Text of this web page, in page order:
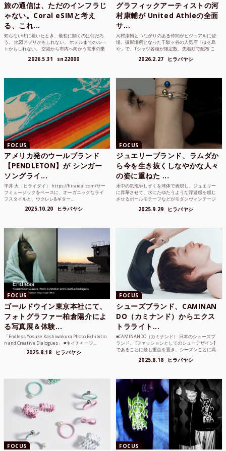
旅の通信は、ただのインフラじ
ゃない。Coral eSIMと考え
る、これ...
知らない街に着いたとき、最初に開くのは何だろ
う。 地図アプリかもしれない。 ホテルまでのルー
トかもしれない。 空港から市内へ向かう電車の乗
2026.5.31 sn22000
グラフィックアーティストの河
村康輔が United Athleの全面
サ...
河村康輔とつながりのある仲間がビジュアルに登
場。撮影場所となった千駄ヶ谷の人気店「ほそ島
や」で、Tシャツ各種が限定数、先着順で配布 こ
2026.2.27 ヒラバヤシ
FOCUS
アメリカ発のウールブランド
【PENDLETON】が シンガー
ソングライ...
平井 大（ヒライダイ） https://hiraidai.com/サー
フミュージックをベースに、オーガニックなライ
フスタイルと、ウクレレ&ギター...
2025.10.20 ヒラバヤシ
FOCUS
ジュエリーブランド、ラムダか
ら今を生き抜くしなやかな人々
の姿に重ねた ...
水中の気泡やしずくを球体で表現し、ジュエリー
に昇華させて、水にたゆたうような浮遊感を感じ
させるボールモチーフなどがモダンヴィンテージ
2025.9.29 ヒラバヤシ
FOCUS
ゴールドウイン東京本社にて、
フォトグラファー柏倉陽介によ
る写真展＆体験...
「Endless Yosuke Kashiwakura Photo Exhibitio
n and Creative Dialogues」 ■ネイチャーフ...
2025.8.18 ヒラバヤシ
FOCUS
シューズブランド、CAMINAN
DO（カミナンド）からエクス
トラライト...
■CAMINANDO（カミナンド） 日本のシューズブ
ランド。 [ファッションとしてのシューデザイン]
であることに最も重点を置き、シーズンごとに高
2025.8.18 ヒラバヤシ
FOCUS FOCUS